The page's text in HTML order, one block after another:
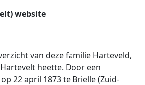
website
van deze familie Harteveld,
heette. Door een
22 april 1873 te Brielle (Zuid-